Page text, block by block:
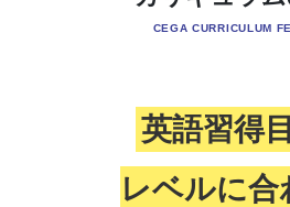
スピーキング強化な
施設紹介
カリキュ
CEGA CURRICULUM
英語習得
レベルに合